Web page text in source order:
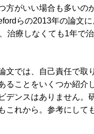
方がいい場合も多いの
らの2013年の論文
治療しなくても1年で
文では、自己責任で取
ることをいくつか紹介
デンスはありません。
これから。参考にして